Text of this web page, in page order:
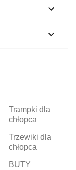


Trampki dla
chłopca
Trzewiki dla
chłopca
BUTY